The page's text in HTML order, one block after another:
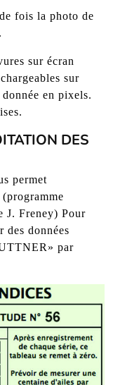
fois la photo de
sur écran
sur
en pixels.
DES
permet
J. Freney) Pour
des données
par